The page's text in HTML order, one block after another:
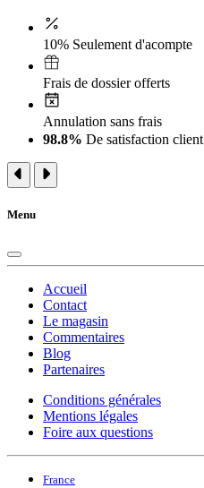
10% Seulement d'acompte
Frais de dossier offerts
Annulation sans frais
98.8% De satisfaction client
Menu
Accueil
Contact
Le magasin
Commentaires
Blog
Partenaires
Conditions générales
Mentions légales
Foire aux questions
France